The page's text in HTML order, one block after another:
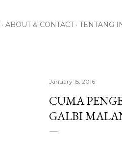
ABOUT & CONTACT TENTANG
January 15, 2016
CUMA
GALBI